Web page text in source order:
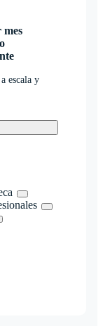
escala y